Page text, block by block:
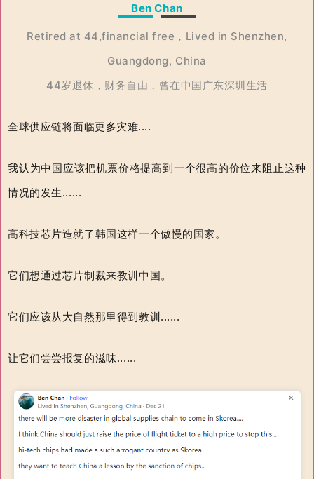
Ben Chan
Retired at 44,financial free，Lived in Shenzhen,
Guangdong, China
44岁退休，财务自由，曾在中国广东深圳生活
全球供应链将面临更多灾难....
我认为中国应该把机票价格提高到一个很高的价位来阻止这种
情况的发生......
高科技芯片造就了韩国这样一个傲慢的国家。
它们想通过芯片制裁来教训中国。
它们应该从大自然那里得到教训......
让它们尝尝报复的滋味......